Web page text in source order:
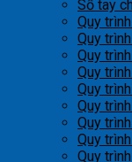
Sổ tay
Quy
Quy
Quy
Quy
Quy
Quy
Quy
Quy
Quy